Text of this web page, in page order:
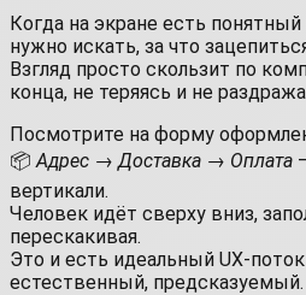
Когда на экране есть
нужно искать, за что
Взгляд просто скользит по
конца, не теряясь и не
Посмотрите на форму
📦 Адрес → Доставка → Оплата
вертикали.
Человек идёт сверху вниз,
перескакивая.
Это и есть идеальный UX-
естественный, предсказуемый.